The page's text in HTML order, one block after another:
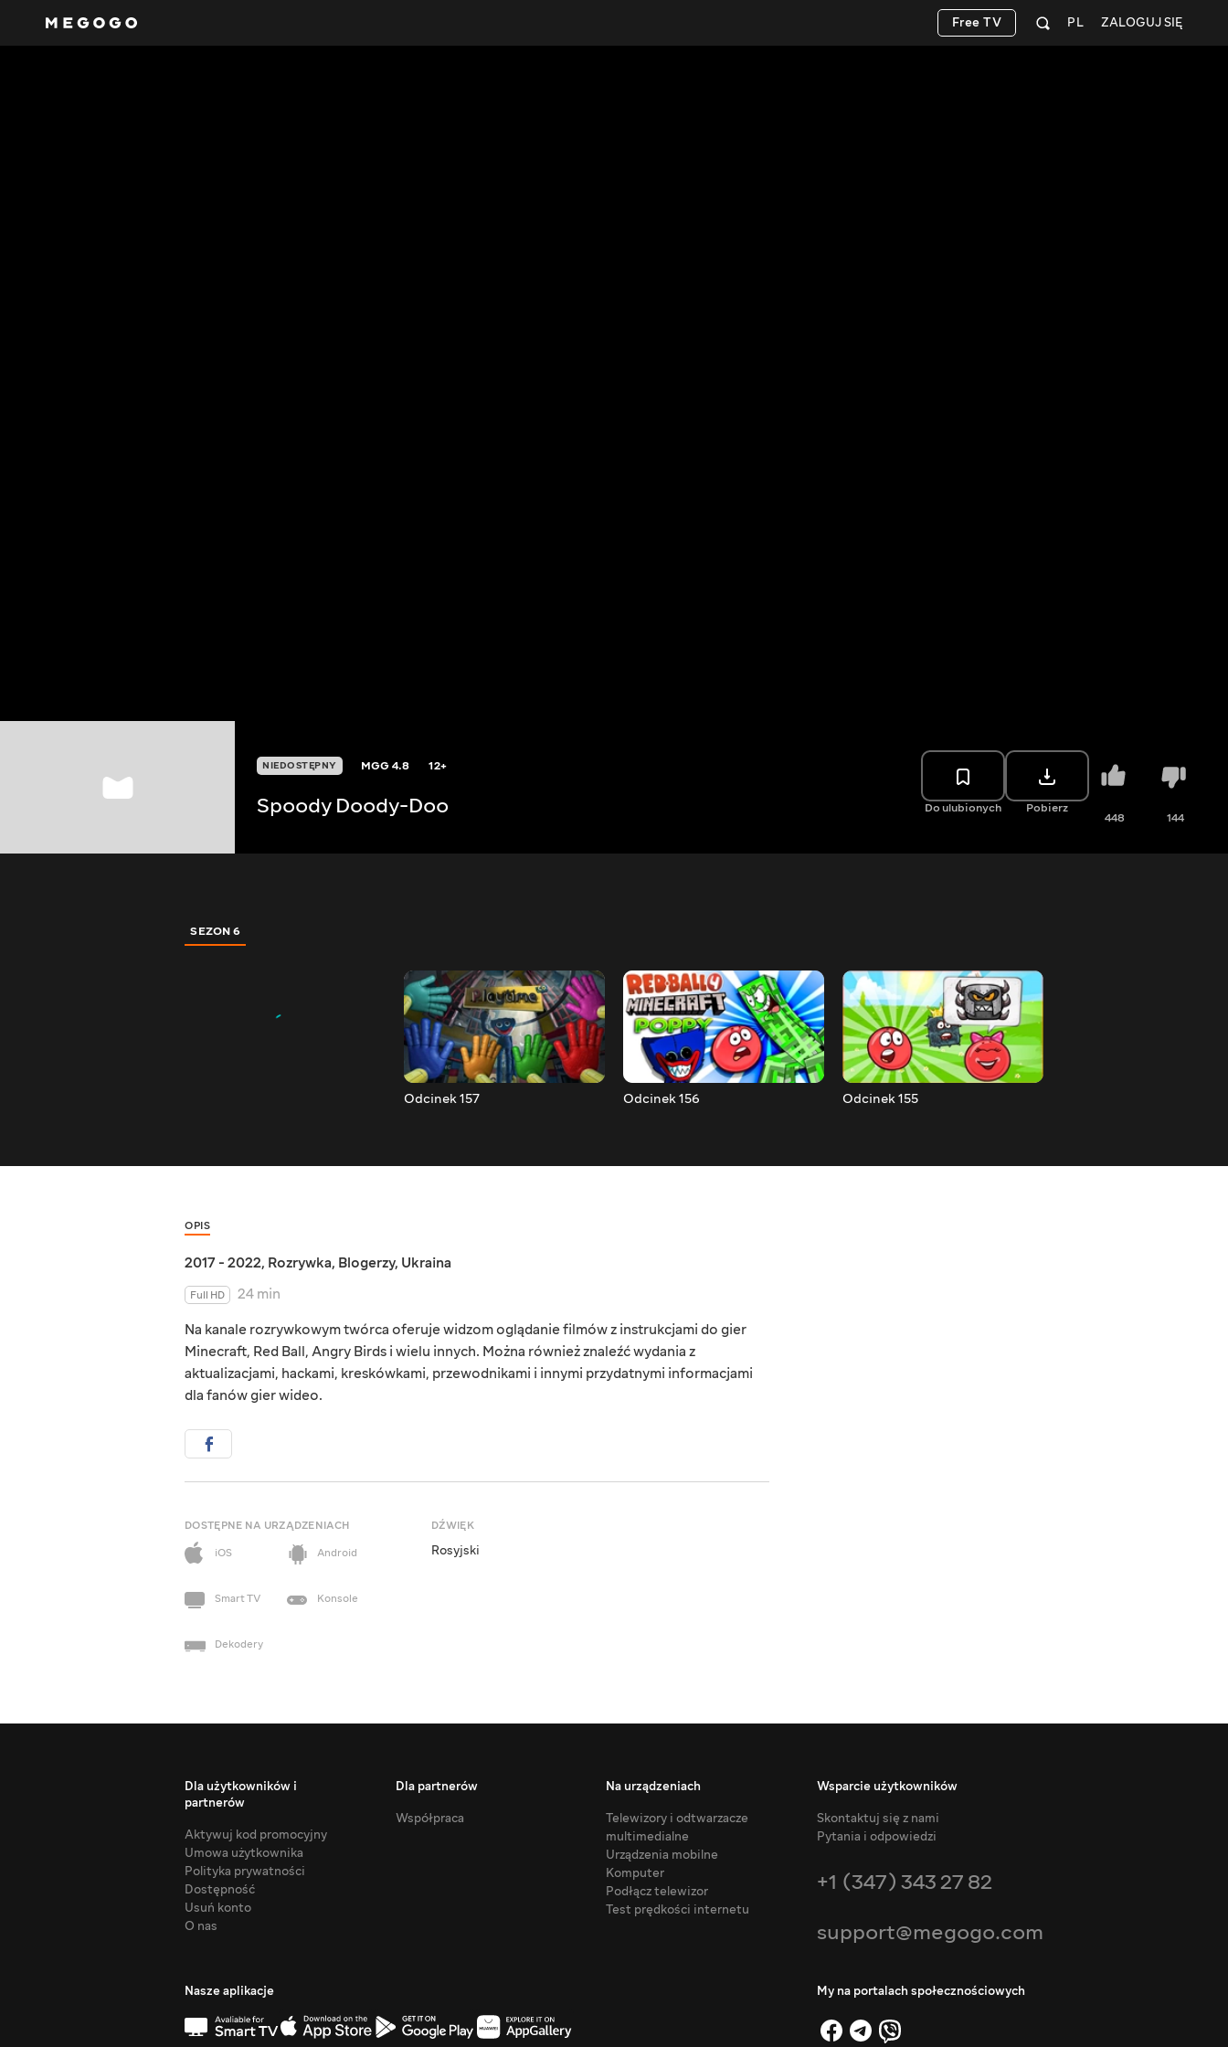
ZALOGUJ SIĘ
PL
Free TV
NIEDOSTĘPNY MGG4.8 12+
Spoody Doody-Doo Do ulubionych Pobierz
448 144
SEZON 6
Odcinek 157 Odcinek 156 Odcinek 155
OPIS
2017 - 2022, Rozrywka, Blogerzy, Ukraina
Full HD
24 min
Na kanale rozrywkowym twórca oferuje widzom oglądanie filmów z instrukcjami do gier
Minecraft, Red Ball, Angry Birds i wielu innych. Można również znaleźć wydania z
aktualizacjami, hackami, kreskówkami, przewodnikami i innymi przydatnymi informacjami
dla fanów gier wideo.
DOSTĘPNE NA URZĄDZENIACH
iOS
Android
Smart TV Konsole
Dekodery
DŹWIĘK
Rosyjski
Dla użytkowników i
partnerów
Aktywuj kod promocyjny
Umowa użytkownika
Polityka prywatności
Dostępność
Usuń konto
O nas
Dla partnerów
Współpraca
Na urządzeniach
Telewizory i odtwarzacze
multimedialne
Urządzenia mobilne
Komputer
Podłącz telewizor
Test prędkości internetu
Wsparcie użytkowników
Skontaktuj się z nami
Pytania i odpowiedzi
+1 (347) 343 27 82
support@megogo.com
Nasze aplikacje My na portalach społecznościowych